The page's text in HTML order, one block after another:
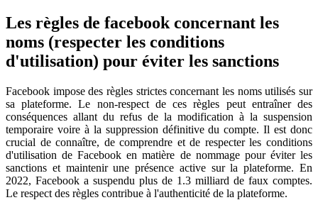
Les règles de facebook concernant les
noms (respecter les conditions
d'utilisation) pour éviter les sanctions
Facebook impose des règles strictes concernant les noms utilisés sur
sa plateforme. Le non-respect de ces règles peut entraîner des
conséquences allant du refus de la modification à la suspension
temporaire voire à la suppression définitive du compte. Il est donc
crucial de connaître, de comprendre et de respecter les conditions
d'utilisation de Facebook en matière de nommage pour éviter les
sanctions et maintenir une présence active sur la plateforme. En
2022, Facebook a suspendu plus de 1.3 milliard de faux comptes.
Le respect des règles contribue à l'authenticité de la plateforme.